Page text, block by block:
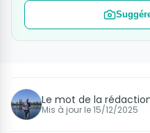
Le mot de la
Mis à jour le15/12/2025